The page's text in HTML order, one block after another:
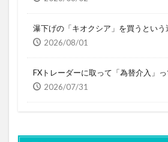
瀑下げの「キオクシア」を買うという
2026/08/01
FXトレーダーに取って「為替介入」
2026/07/31